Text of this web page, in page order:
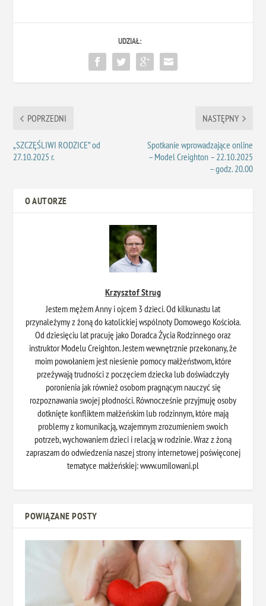
UDZIAŁ:
POPRZEDNI
„SZCZĘŚLIWI RODZICE” od
27.10.2025 r.
NASTĘPNY
Spotkanie wprowadzające online
– Model Creighton – 22.10.2025
– godz. 20.00
O AUTORZE
Krzysztof Strug
Jestem mężem Anny i ojcem 3 dzieci. Od kilkunastu lat
przynależymy z żoną do katolickiej wspólnoty Domowego Kościoła.
Od dziesięciu lat pracuję jako Doradca Życia Rodzinnego oraz
instruktor Modelu Creighton. Jestem wewnętrznie przekonany, że
moim powołaniem jest niesienie pomocy małżeństwom, które
przeżywają trudności z poczęciem dziecka lub doświadczyły
poronienia jak również osobom pragnącym nauczyć się
rozpoznawania swojej płodności. Równocześnie przyjmuję osoby
dotknięte konfliktem małżeńskim lub rodzinnym, które mają
problemy z komunikacją, wzajemnym zrozumieniem swoich
potrzeb, wychowaniem dzieci i relacją w rodzinie. Wraz z żoną
zapraszam do odwiedzenia naszej strony internetowej poświęconej
tematyce małżeńskiej: www.umilowani.pl
POWIĄZANE POSTY